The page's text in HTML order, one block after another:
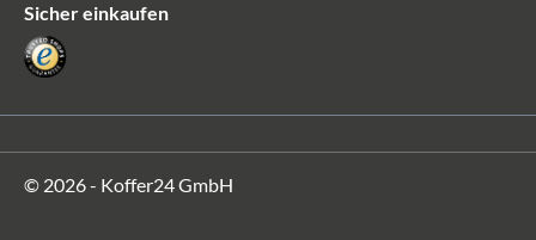
Sicher einkaufen
© 2026 - Koffer24 GmbH